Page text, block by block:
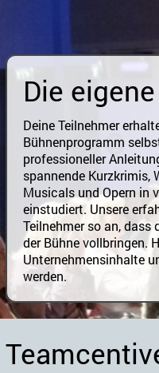
Die
Deine Teilnehmer
Bühnenprogramm
professioneller
spannende Kurzkrimis,
Musicals und Opern in
einstudiert. Unsere
Teilnehmer so an, dass
der Bühne vollbringen.
Unternehmensinhalte
werden.